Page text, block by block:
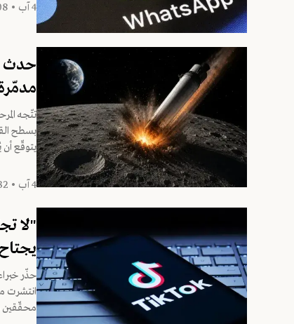
4 آب • 21:08
حدث
تتّجه
يتوقّع
4 آب • 18:32
"لا
حذّر
انتشرت
محقّقين